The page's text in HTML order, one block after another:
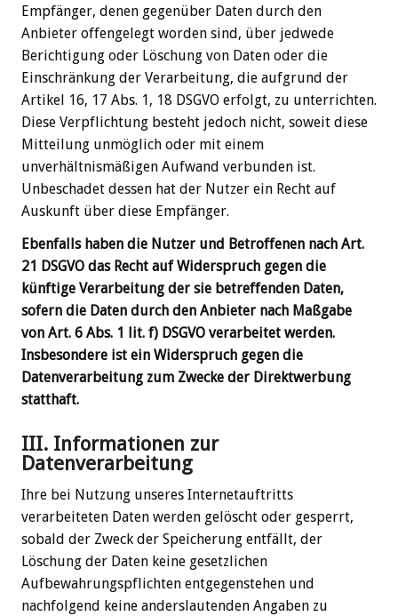
Empfänger, denen gegenüber Daten durch den
Anbieter offengelegt worden sind, über jedwede
Berichtigung oder Löschung von Daten oder die
Einschränkung der Verarbeitung, die aufgrund der
Artikel 16, 17 Abs. 1, 18 DSGVO erfolgt, zu unterrichten.
Diese Verpflichtung besteht jedoch nicht, soweit diese
Mitteilung unmöglich oder mit einem
unverhältnismäßigen Aufwand verbunden ist.
Unbeschadet dessen hat der Nutzer ein Recht auf
Auskunft über diese Empfänger.
Ebenfalls haben die Nutzer und Betroffenen nach Art.
21 DSGVO das Recht auf Widerspruch gegen die
künftige Verarbeitung der sie betreffenden Daten,
sofern die Daten durch den Anbieter nach Maßgabe
von Art. 6 Abs. 1 lit. f) DSGVO verarbeitet werden.
Insbesondere ist ein Widerspruch gegen die
Datenverarbeitung zum Zwecke der Direktwerbung
statthaft.
III. Informationen zur
Datenverarbeitung
Ihre bei Nutzung unseres Internetauftritts
verarbeiteten Daten werden gelöscht oder gesperrt,
sobald der Zweck der Speicherung entfällt, der
Löschung der Daten keine gesetzlichen
Aufbewahrungspflichten entgegenstehen und
nachfolgend keine anderslautenden Angaben zu